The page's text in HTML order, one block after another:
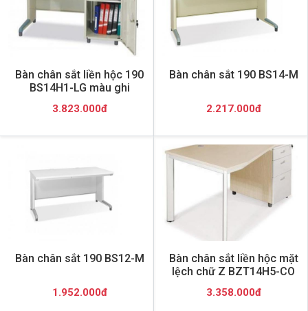
Bàn chân sắt liền hộc 190
BS14H1-LG màu ghi
3.823.000đ
Bàn chân sắt 190 BS14-M
2.217.000đ
Bàn chân sắt 190 BS12-M
1.952.000đ
Bàn chân sắt liền hộc mặt
lệch chữ Z BZT14H5-CO
3.358.000đ